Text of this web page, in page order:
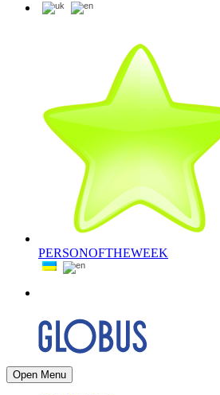
PERSONOFTHEWEEK
Open Menu